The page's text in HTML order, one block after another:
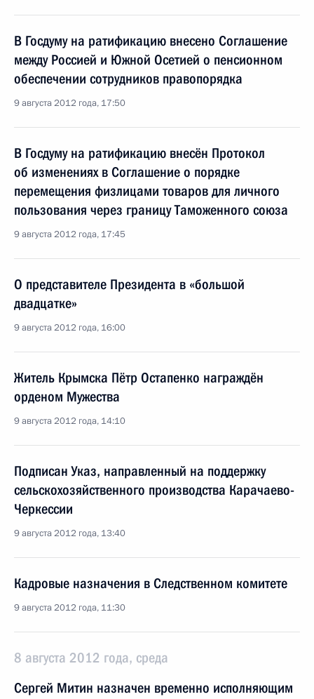
В Госдуму на ратификацию внесено Соглашение
между Россией и Южной Осетией о пенсионном
обеспечении сотрудников правопорядка
9 августа 2012 года, 17:50
В Госдуму на ратификацию внесён Протокол
об изменениях в Соглашение о порядке
перемещения физлицами товаров для личного
пользования через границу Таможенного союза
9 августа 2012 года, 17:45
О представителе Президента в «большой
двадцатке»
9 августа 2012 года, 16:00
Житель Крымска Пётр Остапенко награждён
орденом Мужества
9 августа 2012 года, 14:10
Подписан Указ, направленный на поддержку
сельскохозяйственного производства Карачаево-
Черкессии
9 августа 2012 года, 13:40
Кадровые назначения в Следственном комитете
9 августа 2012 года, 11:30
8 августа 2012 года, среда
Сергей Митин назначен временно исполняющим